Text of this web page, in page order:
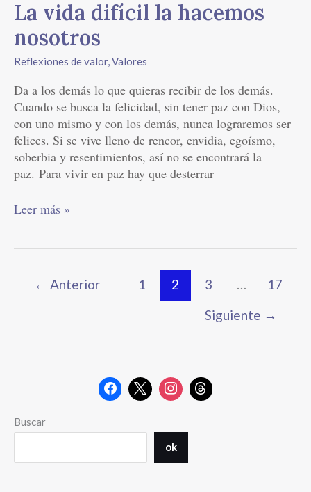
La vida difícil la hacemos
nosotros
Reflexiones de valor,Valores
Da a los demás lo que quieras recibir de los demás.
Cuando se busca la felicidad, sin tener paz con Dios,
con uno mismo y con los demás, nunca lograremos ser
felices. Si se vive lleno de rencor, envidia, egoísmo,
soberbia y resentimientos, así no se encontrará la
paz. Para vivir en paz hay que desterrar
Leer más »
← Anterior 1 2 3
17
Siguiente →
Buscar
ok